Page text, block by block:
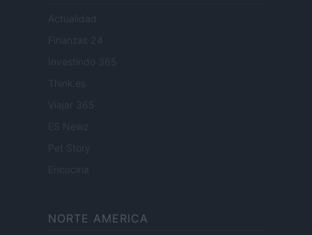
Actualidad
Finanzas 24
Investindo 365
Think.es
Viajar 365
ES Newz
Encocina
NORTE AMERICA